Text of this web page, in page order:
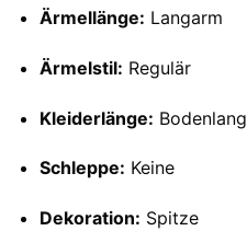
Ärmellänge: Langarm
Ärmelstil: Regulär
Kleiderlänge: Bodenlang
Schleppe: Keine
Dekoration: Spitze